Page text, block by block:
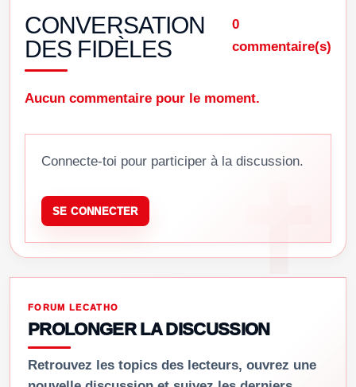
CONVERSATION
DES FIDÈLES
0
commentaire(s)
Aucun commentaire pour le moment.
Connecte-toi pour participer à la discussion.
SE CONNECTER
FORUM LECATHO
PROLONGER LA DISCUSSION
Retrouvez les topics des lecteurs, ouvrez une